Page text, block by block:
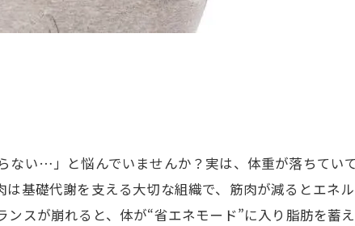
ない…」と悩んでいませんか？実は、体重が落ちてい
基礎代謝を支える大切な組織で、筋肉が減るとエネ
スが崩れると、体が“省エネモード”に入り脂肪を蓄